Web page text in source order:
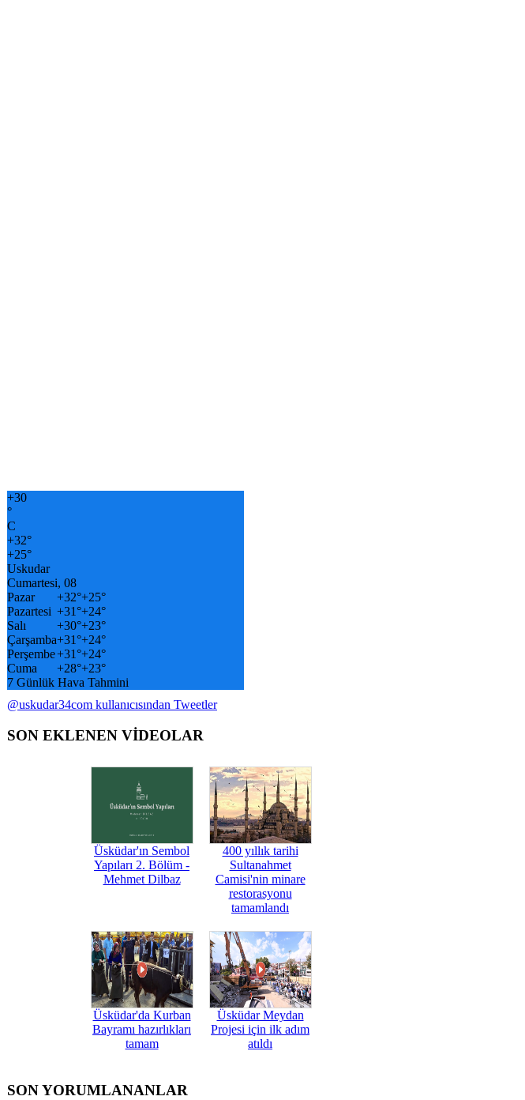
+30
°
C
+32°
+25°
Uskudar
Cumartesi, 08
Pazar
+32°+25°
Pazartesi +31°+24°
Salı
+30°+23°
Çarşamba+31°+24°
Perşembe+31°+24°
Cuma
+28°+23°
7 Günlük Hava Tahmini
@uskudar34com kullanıcısından Tweetler
SON EKLENEN VİDEOLAR
Üsküdar'ın Sembol
Yapıları 2. Bölüm -
Mehmet Dilbaz
400 yıllık tarihi
Sultanahmet
Camisi'nin minare
restorasyonu
tamamlandı
Üsküdar'da Kurban
Bayramı hazırlıkları
tamam
Üsküdar Meydan
Projesi için ilk adım
atıldı
SON YORUMLANANLAR